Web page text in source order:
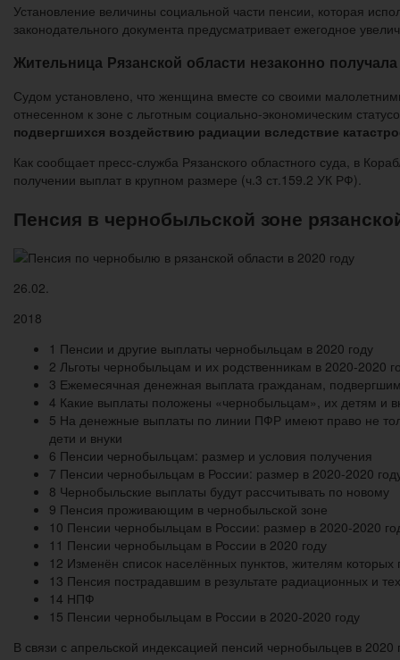
Установление величины социальной части пенсии, которая
законодательного документа предусматривает ежегодное
Жительница Рязанской области незаконно
Судом установлено, что женщина вместе со своими
отнесенном к зоне с льготным социально-экономическим
подвергшихся воздействию радиации вследствие
Как сообщает пресс-служба Рязанского областного суда, в
получении выплат в крупном размере (ч.3 ст.159.2 УК РФ).
Пенсия в чернобыльской зоне
26.02.
2018
1 Пенсии и другие выплаты чернобыльцам в 2020 году
2 Льготы чернобыльцам и их родственникам в 2020-2020
3 Ежемесячная денежная выплата гражданам,
4 Какие выплаты положены «чернобыльцам», их детям и
5 На денежные выплаты по линии ПФР имеют право не
дети и внуки
6 Пенсии чернобыльцам: размер и условия получения
7 Пенсии чернобыльцам в России: размер в 2020-2020
8 Чернобыльские выплаты будут рассчитывать по новому
9 Пенсия проживающим в чернобыльской зоне
10 Пенсии чернобыльцам в России: размер в 2020-2020
11 Пенсии чернобыльцам в России в 2020 году
12 Изменён список населённых пунктов, жителям
13 Пенсия пострадавшим в результате радиационных и
14 НПФ
15 Пенсии чернобыльцам в России в 2020-2020 году
В связи с апрельской индексацией пенсий чернобыльцев в